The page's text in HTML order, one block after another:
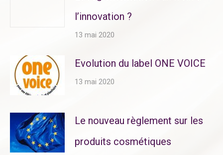
l’innovation ?
13 mai 2020
Evolution du label ONE VOICE
13 mai 2020
Le nouveau règlement sur les
produits cosmétiques